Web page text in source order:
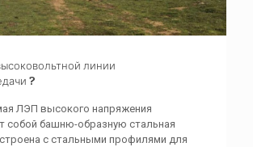
линии
?
ЛЭП высокого напряжения
собой башню-образную стальная
с стальными профилями для